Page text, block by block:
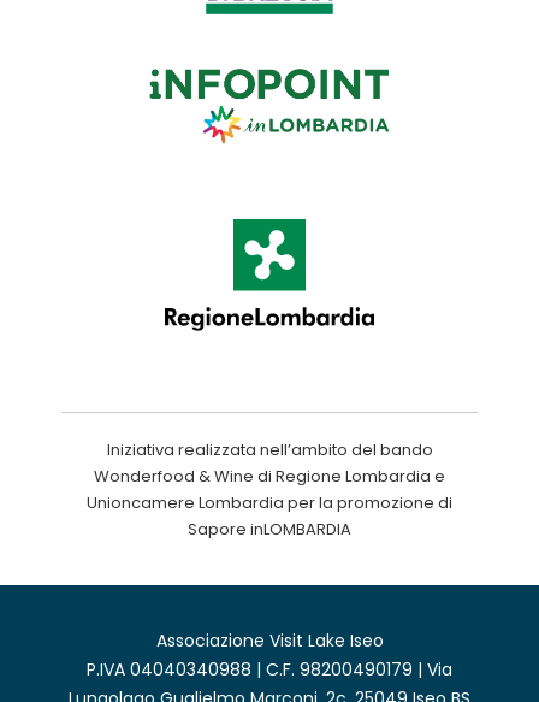
Iniziativa realizzata nell’ambito del bando
Wonderfood & Wine di Regione Lombardia e
Unioncamere Lombardia per la promozione di
Sapore inLOMBARDIA
Associazione Visit Lake Iseo
P.IVA 04040340988 | C.F. 98200490179 | Via